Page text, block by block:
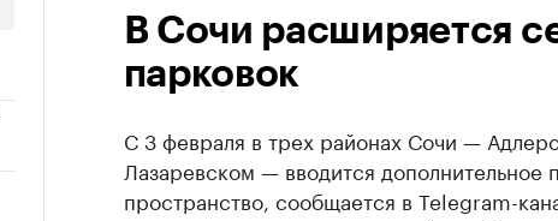
В Сочи расширяется
парковок
С 3 февраля в трех районах Сочи —
Лазаревском — вводится дополнительное
пространство, сообщается в Telegram-